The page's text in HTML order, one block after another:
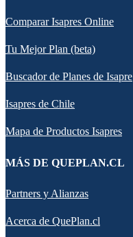
Comparar Isapres Online
Tu Mejor Plan (beta)
Buscador de Planes de Isapre
Isapres de Chile
Mapa de Productos Isapres
MÁS DE QUEPLAN.CL
Partners y Alianzas
Acerca de QuePlan.cl